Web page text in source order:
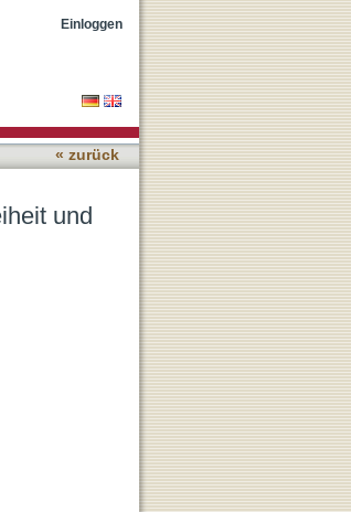
Einloggen
« zurück
und